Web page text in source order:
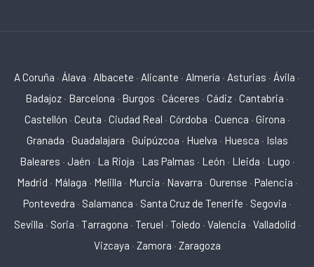
A Coruña · Álava · Albacete · Alicante · Almería · Asturias · Ávila ·
Badajoz · Barcelona · Burgos · Cáceres · Cádiz · Cantabria ·
Castellón · Ceuta · Ciudad Real · Córdoba · Cuenca · Girona ·
Granada · Guadalajara · Guipúzcoa · Huelva · Huesca · Islas
Baleares · Jaén · La Rioja · Las Palmas · León · Lleida · Lugo ·
Madrid · Málaga · Melilla · Murcia · Navarra · Ourense · Palencia ·
Pontevedra · Salamanca · Santa Cruz de Tenerife · Segovia ·
Sevilla · Soria · Tarragona · Teruel · Toledo · Valencia · Valladolid ·
Vizcaya · Zamora · Zaragoza